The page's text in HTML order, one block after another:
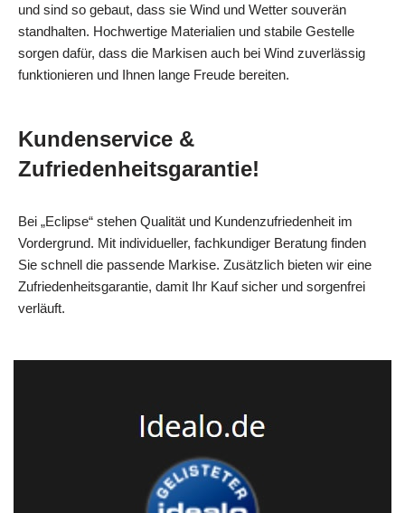
und sind so gebaut, dass sie Wind und Wetter souverän
standhalten. Hochwertige Materialien und stabile Gestelle
sorgen dafür, dass die Markisen auch bei Wind zuverlässig
funktionieren und Ihnen lange Freude bereiten.
Kundenservice &
Zufriedenheitsgarantie!
Bei „Eclipse“ stehen Qualität und Kundenzufriedenheit im
Vordergrund. Mit individueller, fachkundiger Beratung finden
Sie schnell die passende Markise. Zusätzlich bieten wir eine
Zufriedenheitsgarantie, damit Ihr Kauf sicher und sorgenfrei
verläuft.